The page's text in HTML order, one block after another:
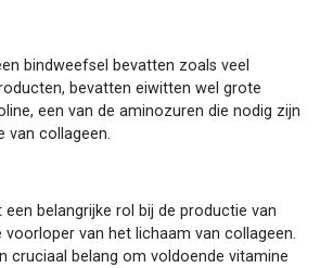
bindweefsel bevatten zoals veel
bevatten eiwitten wel grote
een van de aminozuren die nodig zijn
van collageen.
een belangrijke rol bij de productie van
voorloper van het lichaam van collageen.
cruciaal belang om voldoende vitamine